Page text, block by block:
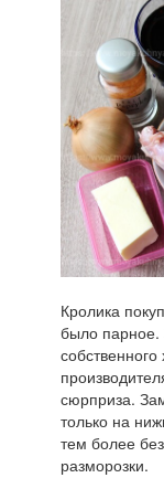
Кролика
было парное.
сюрприза.
только на
тем более
разморозки.